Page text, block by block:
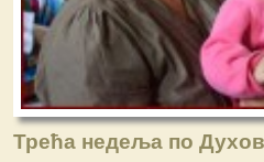
Трећа недеља по